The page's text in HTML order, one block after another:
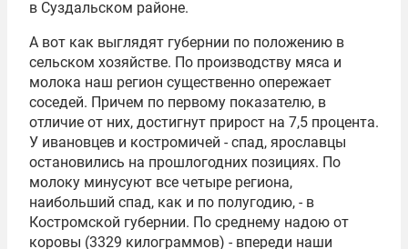
в Суздальском районе.
А вот как выглядят губернии по положению в
сельском хозяйстве. По производству мяса и
молока наш регион существенно опережает
соседей. Причем по первому показателю, в
отличие от них, достигнут прирост на 7,5 процента.
У ивановцев и костромичей - спад, ярославцы
остановились на прошлогодних позициях. По
молоку минусуют все четыре региона,
наибольший спад, как и по полугодию, - в
Костромской губернии. По среднему надою от
коровы (3329 килограммов) - впереди наши